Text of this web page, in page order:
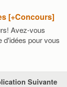
[+Concours]
Avez-vous
d'idées pour vous
Suivante